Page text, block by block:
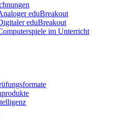
eduBreakout
eduBreakout
im Unterricht